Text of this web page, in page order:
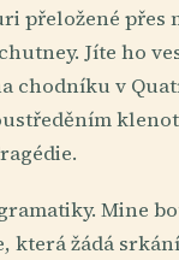
přeložené přes
Jíte ho
chodníku v
Mine
která žádá